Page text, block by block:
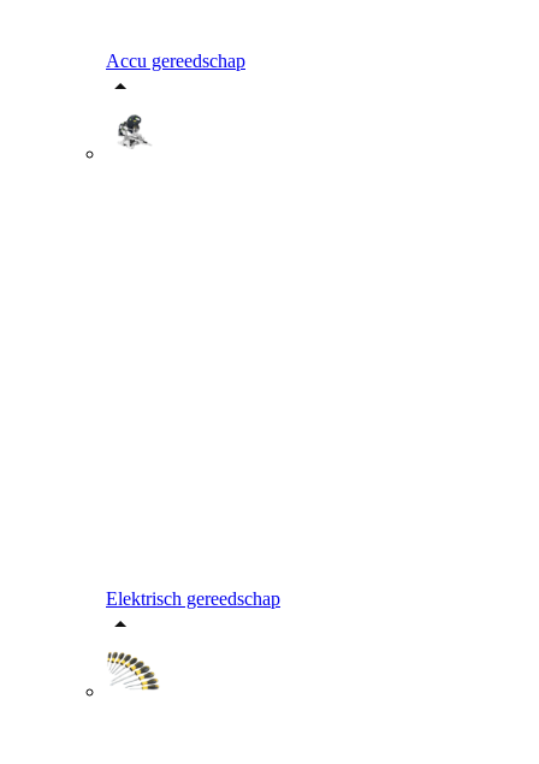
Accu gereedschap
Elektrisch gereedschap